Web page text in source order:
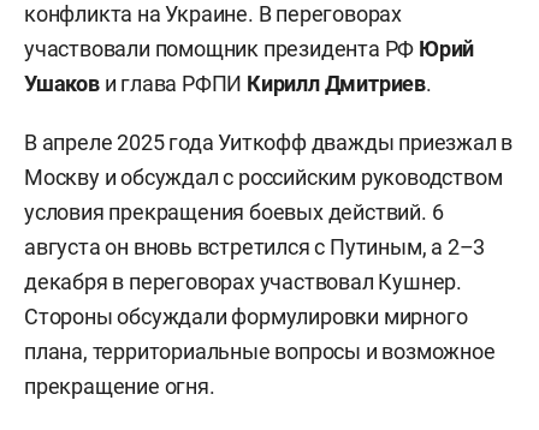
конфликта на Украине. В переговорах
участвовали помощник президента РФ Юрий
Ушакови глава РФПИ Кирилл Дмитриев.
В апреле 2025 года Уиткофф дважды приезжал в
Москву и обсуждал с российским руководством
условия прекращения боевых действий. 6
августа он вновь встретился с Путиным, а 2–3
декабря в переговорах участвовал Кушнер.
Стороны обсуждали формулировки мирного
плана, территориальные вопросы и возможное
прекращение огня.